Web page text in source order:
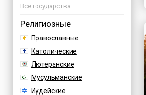
Азербайджан
Все государства
Религиозные
Православные
Католические
Лютеранские
Мусульманские
Иудейские